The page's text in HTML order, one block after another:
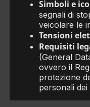
Simboli e
segnali di
veicolare le
Tensioni
Requisiti
(General
ovvero il
protezione
personali